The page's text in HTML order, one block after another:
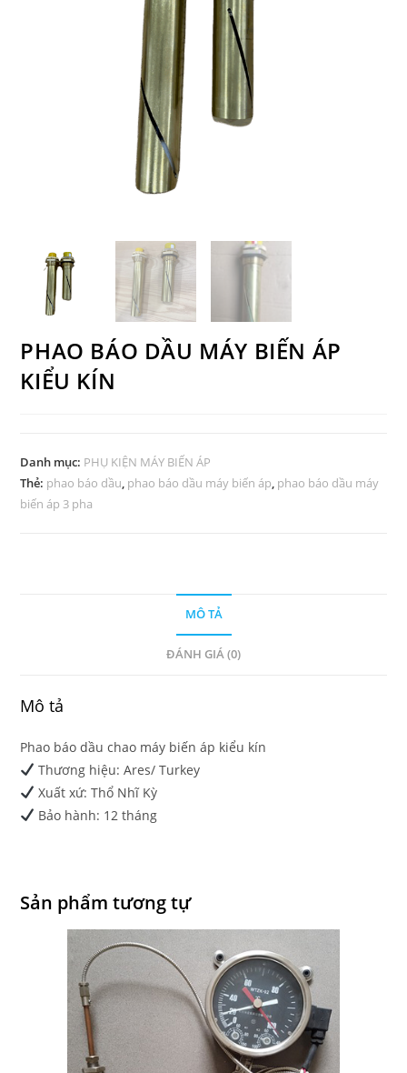
PHAO BÁO DẦU MÁY BIẾN ÁP
KIỂU KÍN
Danh mục: PHỤ KIỆN MÁY BIẾN ÁP
Thẻ: phao báo dầu, phao báo dầu máy biến áp, phao báo dầu máy
biến áp 3 pha
MÔ TẢ
ĐÁNH GIÁ (0)
Mô tả
Phao báo dầu chao máy biến áp kiểu kín
Thương hiệu: Ares/ Turkey
Xuất xứ: Thổ Nhĩ Kỳ
Bảo hành: 12 tháng
Sản phẩm tương tự